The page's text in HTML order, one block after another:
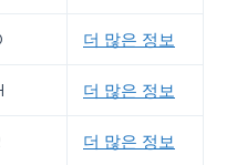
더 많은 정보
더 많은 정보
더 많은 정보